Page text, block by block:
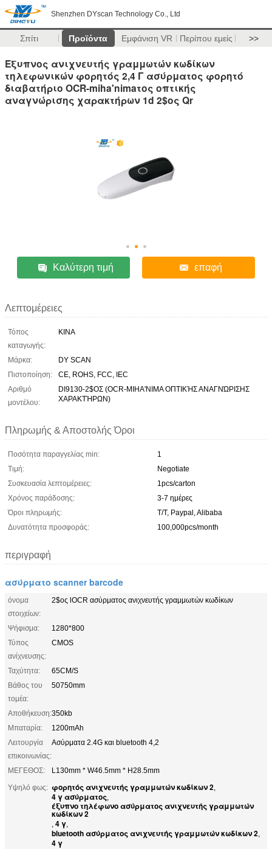
Shenzhen DYscan Technology Co., Ltd
Σπίτι Προϊόντα Εμφάνιση VR Περίπου εμείς >>
Έξυπνος ανιχνευτής γραμμωτών κωδίκων
τηλεφωνικών φορητός 2,4 Γ ασύρματος φορητό
διαβατήριο OCR-miha'nimaτος οπτικής
αναγνώρισης χαρακτήρων 1d 2$ος Qr
Καλύτερη τιμή επαφή
Λεπτομέρειες
Τόπος
καταγωγής:
ΚΙΝΑ
Μάρκα:
DY SCAN
Πιστοποίηση:
CE, ROHS, FCC, IEC
Αριθμό
μοντέλου:
DI9130-2$ΟΣ (OCR-MIHA'NIMA ΟΠΤΙΚΉΣ ΑΝΑΓΝΏΡΙΣΗΣ
ΧΑΡΑΚΤΉΡΩΝ)
Πληρωμής & Αποστολής Όροι
Ποσότητα παραγγελίας min:
1
Τιμή:
Negotiate
Συσκευασία λεπτομέρειες:
1pcs/carton
Χρόνος παράδοσης:
3-7 ημέρες
Όροι πληρωμής:
T/T, Paypal, Alibaba
Δυνατότητα προσφοράς:
100,000pcs/month
περιγραφή
ασύρματο scanner barcode
όνομα
στοιχείων:
2$ος lOCR ασύρματος ανιχνευτής γραμμωτών κωδίκων
Ψήφισμα:
1280*800
Τύπος
ανίχνευσης:
CMOS
Ταχύτητα:
65CM/S
Βάθος του
τομέα:
50750mm
Αποθήκευση:350kb
Μπαταρία:
1200mAh
Λειτουργία
επικοινωνίας:
Ασύρματα 2.4G και bluetooth 4,2
ΜΕΓΕΘΟΣ:
L130mm * W46.5mm * H28.5mm
Υψηλό φως: φορητός ανιχνευτής γραμμωτών κωδίκων 2,
4 γ ασύρματος,
έξυπνο τηλέφωνο ασύρματος ανιχνευτής γραμμωτών
κωδίκων 2
, 4 γ,
bluetooth ασύρματος ανιχνευτής γραμμωτών κωδίκων 2,
4 γ